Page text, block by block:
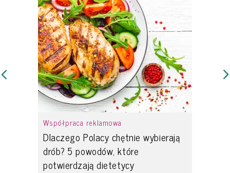
Współpraca reklamowa
Dlaczego Polacy chętnie wybierają
drób? 5 powodów, które
potwierdzają dietetycy